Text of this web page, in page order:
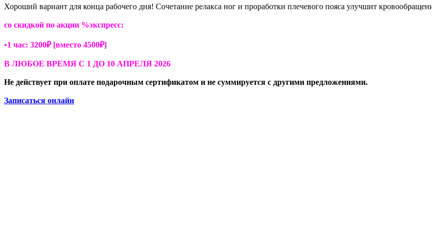
Хороший вариант для конца рабочего дня! Сочетание релакса ног и проработки плечевого пояса улучшит
со скидкой по акции %экспресс:
•1 час: 3200₽ [вместо 4500₽]
В ЛЮБОЕ ВРЕМЯ С 1 ДО 10 АПРЕЛЯ 2026
Не действует при оплате подарочным сертификатом и не суммируется с другими предложениями.
Записаться онлайн